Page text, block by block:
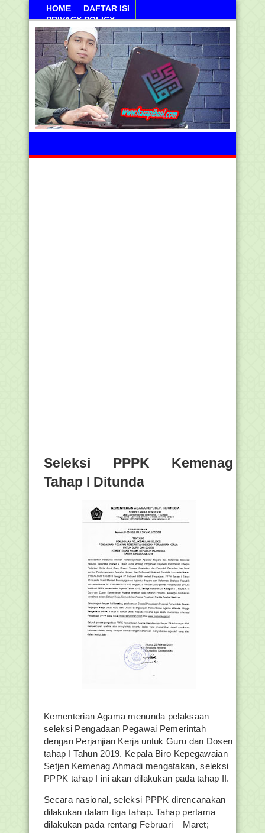
HOME
DAFTAR ISI
PRIVACY POLICY
Ahad, 09 Agustus 2026
Seleksi PPPK Kemenag
Tahap I Ditunda
Kementerian Agama menunda pelaksaan
seleksi Pengadaan Pegawai Pemerintah
dengan Perjanjian Kerja untuk Guru dan Dosen
tahap I Tahun 2019. Kepala Biro Kepegawaian
Setjen Kemenag Ahmadi mengatakan, seleksi
PPPK tahap I ini akan dilakukan pada tahap II.
Secara nasional, seleksi PPPK direncanakan
dilakukan dalam tiga tahap. Tahap pertama
dilakukan pada rentang Februari – Maret;